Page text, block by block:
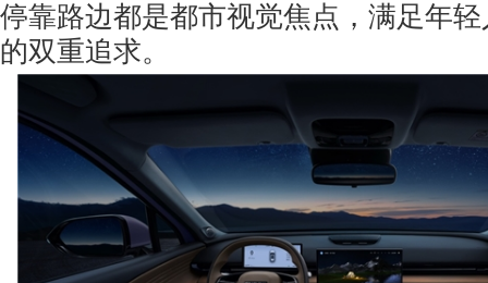
停靠路边都是都市视觉焦点，满足年
的双重追求。